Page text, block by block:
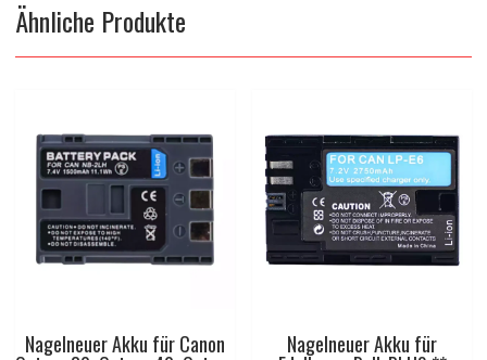
Ähnliche Produkte
Nagelneuer Akku für Canon Nagelneuer Akku für